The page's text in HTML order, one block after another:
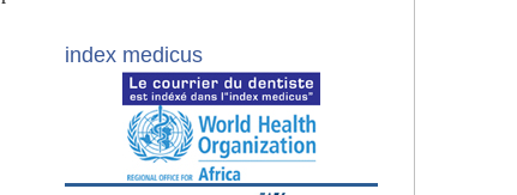
index medicus